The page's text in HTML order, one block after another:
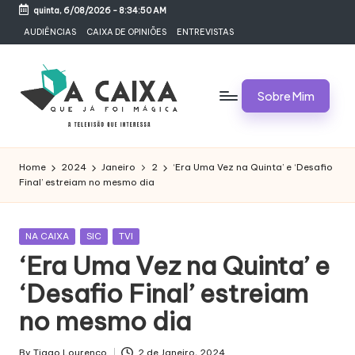
content
quinta, 6/08/2026- 8:34:50 AM
AUDIÊNCIAS CAIXA DE OPINIÕES ENTREVISTAS
A
C
A
I
X
A
Q
U
Programas,
e
Bastidores
Sobre Mim
Home 2024 Janeiro 2
‘Era Uma Vez na Quinta’ e ‘Desafio
Final’ estreiam no mesmo dia
Posted
NA CAIXA SIC TVI
‘Era Uma Vez na Quinta’ e
‘Desafio Final’ estreiam
no mesmo dia